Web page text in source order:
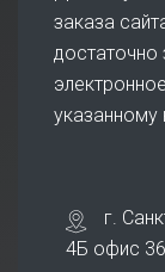
заказа
достаточно
указанному
г.
4Б офис 36